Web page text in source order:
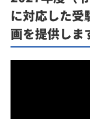
に対応した受
画を提供しま